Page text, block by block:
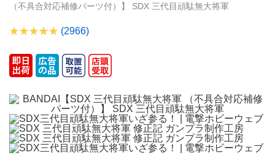
（不具合対応補修パーツ付）】 SDX 三代目頑駄無大将軍
(2966)